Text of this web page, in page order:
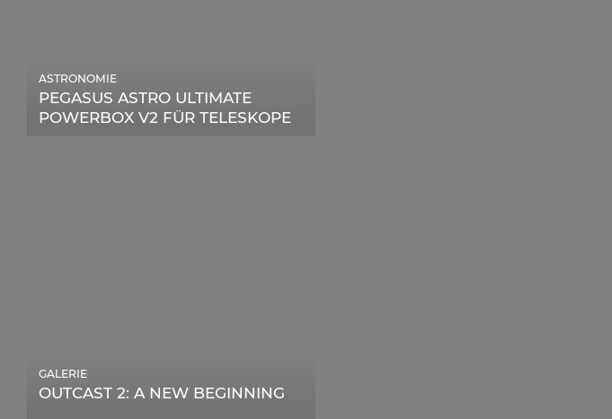
PEGASUS ASTRO ULTIMATE
POWERBOX V2 FÜR TELESKOPE
ASTRONOMIE
OUTCAST 2: A NEW BEGINNING
GALERIE